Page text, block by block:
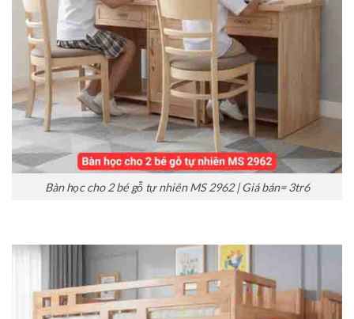
Bàn học cho 2 bé gỗ tự nhiên MS 2962 | Giá bán= 3tr6